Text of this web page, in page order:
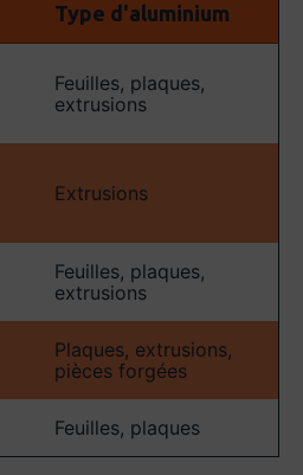
Type d'aluminium
Feuilles, plaques,
extrusions
Extrusions
Feuilles, plaques,
extrusions
Plaques, extrusions,
pièces forgées
Feuilles, plaques